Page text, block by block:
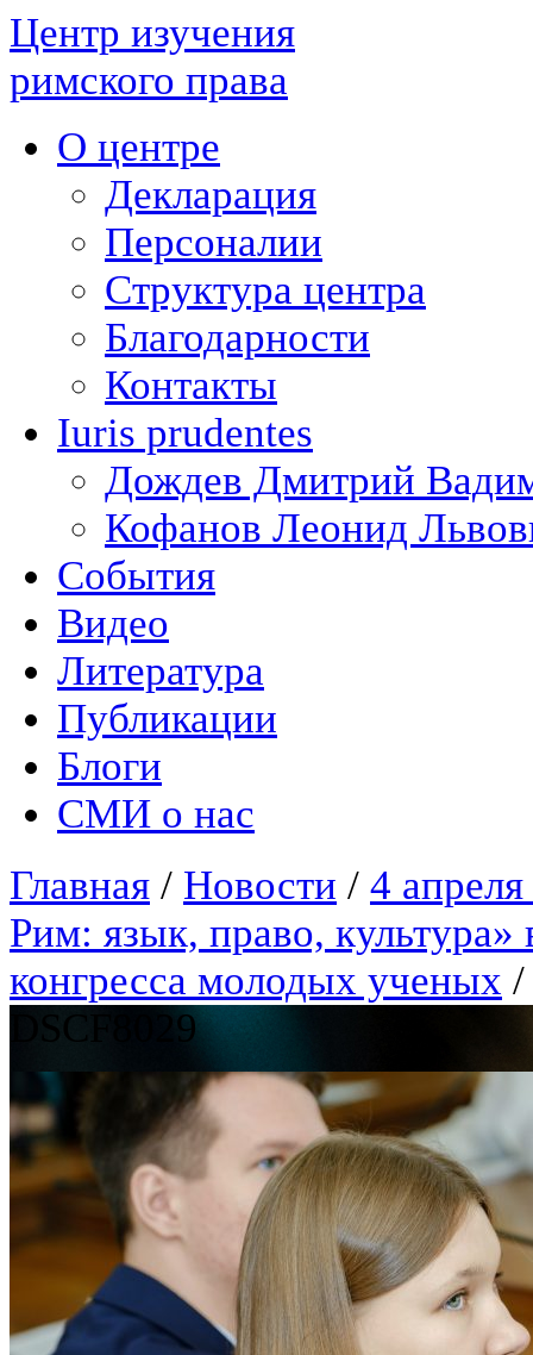
Центр изучения
римского права
О центре
Декларация
Персоналии
Структура центра
Благодарности
Контакты
Iuris prudentes
Дождев Дмитрий
Кофанов Леонид
События
Видео
Литература
Публикации
Блоги
СМИ о нас
Главная / Новости / 4
Рим: язык, право,
конгресса молодых ученых
DSCF8029